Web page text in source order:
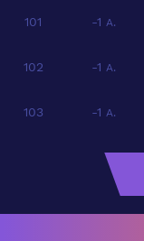
101 -1 A.
102 -1 A.
103 -1 A.